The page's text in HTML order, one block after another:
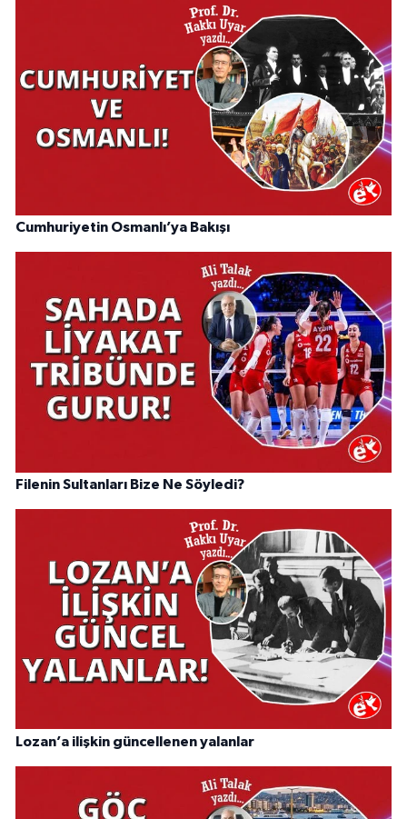
Cumhuriyetin Osmanlı’ya Bakışı
Filenin Sultanları Bize Ne Söyledi?
Lozan’a ilişkin güncellenen yalanlar